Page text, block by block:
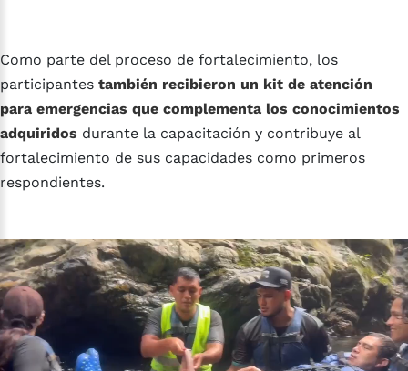
Como parte del proceso de fortalecimiento, los
participantes también recibieron un kit de atención
para emergencias que complementa los conocimientos
adquiridos durante la capacitación y contribuye al
fortalecimiento de sus capacidades como primeros
respondientes.